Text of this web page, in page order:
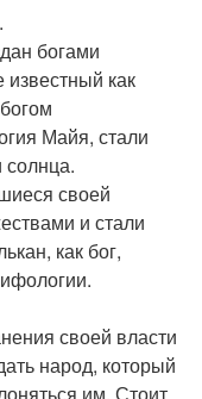
богами
известный как
Майя, стали
солнца.
своей
и стали
как бог,
своей власти
народ, который
им. Стоит